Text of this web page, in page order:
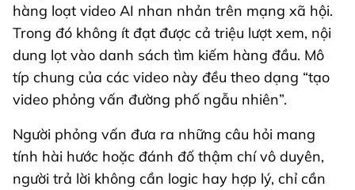
hàng loạt video AI nhan nhản trên mạng xã hội.
Trong đó không ít đạt được cả triệu lượt xem, nội
dung lọt vào danh sách tìm kiếm hàng đầu. Mô
típ chung của các video này đều theo dạng “tạo
video phỏng vấn đường phố ngẫu nhiên”.
Người phỏng vấn đưa ra những câu hỏi mang
tính hài hước hoặc đánh đố thậm chí vô duyên,
người trả lời không cần logic hay hợp lý, chỉ cần